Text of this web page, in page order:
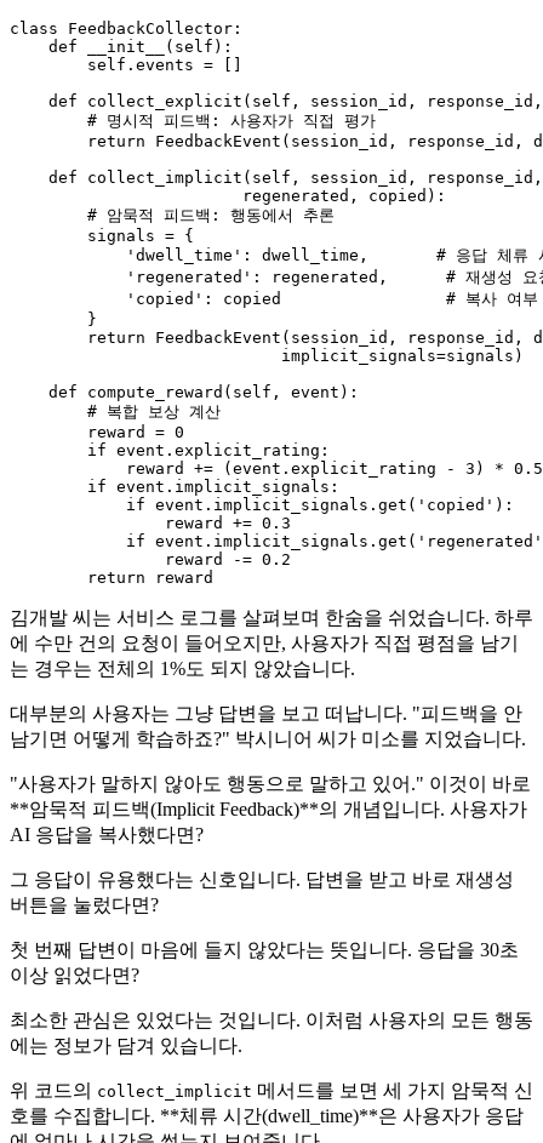
class FeedbackCollector :
def
__init__ ( self ):
self .events = []
def
collect_explicit ( self, session_id,
# 명시적 피드백: 사용자가 직접 평가
return FeedbackEvent(session_id,
def
collect_implicit ( self, session_id,
                        regenerated, copied
):
# 암묵적 피드백: 행동에서 추론
        signals = {
'dwell_time' : dwell_time, # 응답 체류
'regenerated' : regenerated, # 재생성 요
'copied' : copied # 복사 여부
        }
return FeedbackEvent(session_id, response_id,
                            implicit_signals=signals)
def
compute_reward ( self, event ):
# 복합 보상 계산
        reward =
0
if event.explicit_rating:
            reward += (event.explicit_rating -
3 ) * 0.5
if event.implicit_signals:
if event.implicit_signals.get( 'copied' ):
                reward +=
0.3
if event.implicit_signals.get( 'regenerated'
                reward -=
0.2
return
김개발 씨는 서비스 로그를 살펴보며 한숨을 쉬었습니다. 하루
에 수만 건의 요청이 들어오지만, 사용자가 직접 평점을 남기
는 경우는 전체의 1%도 되지 않았습니다.
대부분의 사용자는 그냥 답변을 보고 떠납니다. "피드백을 안
남기면 어떻게 학습하죠?" 박시니어 씨가 미소를 지었습니다.
"사용자가 말하지 않아도 행동으로 말하고 있어." 이것이 바로
**암묵적 피드백(Implicit Feedback)**의 개념입니다. 사용자가
AI 응답을 복사했다면?
그 응답이 유용했다는 신호입니다. 답변을 받고 바로 재생성
버튼을 눌렀다면?
첫 번째 답변이 마음에 들지 않았다는 뜻입니다. 응답을 30초
이상 읽었다면?
최소한 관심은 있었다는 것입니다. 이처럼 사용자의 모든 행동
에는 정보가 담겨 있습니다.
위 코드의 collect_implicit 메서드를 보면 세 가지 암묵적 신
호를 수집합니다. **체류 시간(dwell_time)**은 사용자가 응답